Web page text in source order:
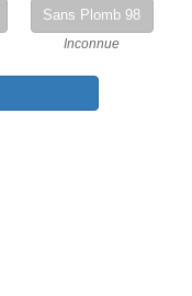
Sans Plomb 98
Inconnue